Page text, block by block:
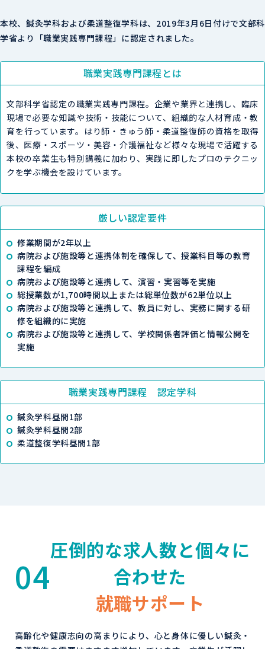
本校、鍼灸学科および柔道整復学科は、 2019年3月6日付けで文部科
学省より「職業実践専門課程」に認定されました。
職業実践専門課程とは
文部科学省認定の職業実践専門課程。企業や業界と連携し、臨床
現場で必要な知識や技術・技能について、 組織的な人材育成・教
育を行っています。はり師・きゅう師・柔道整復師の資格を取得
後、 医療・スポーツ・美容・介護福祉など様々な現場で活躍する
本校の卒業生も特別講義に加わり、 実践に即したプロのテクニッ
クを学ぶ機会を設けています。
厳しい認定要件
修業期間が2年以上
病院および施設等と連携体制を確保して、授業科目等の教育
課程を編成
病院および施設等と連携して、演習・実習等を実施
総授業数が1,700時間以上または総単位数が62単位以上
病院および施設等と連携して、教員に対し、実務に関する研
修を組織的に実施
病院および施設等と連携して、学校関係者評価と情報公開を
実施
職業実践専門課程 認定学科
鍼灸学科昼間1部
鍼灸学科昼間2部
柔道整復学科昼間1部
04
圧倒的な求人数と個々に
合わせた
就職サポート
高齢化や健康志向の高まりにより、心と身体に優しい鍼灸・